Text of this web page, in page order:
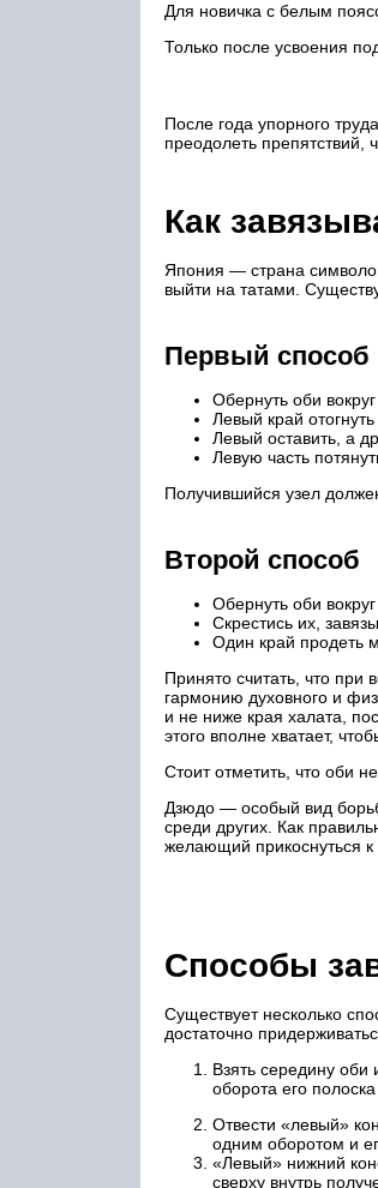
Для новичка с белым
Только после усвоения
После года упорного
преодолеть препятствий,
Как
Япония — страна
выйти на татами.
Первый способ
Обернуть оби
Левый край
Левый оставить, а
Левую часть
Получившийся узел
Второй способ
Обернуть оби
Скрестись их,
Один край продеть
Принято считать, что при
гармонию духовного и
и не ниже края халата,
этого вполне хватает,
Стоит отметить, что оби
Дзюдо — особый вид
среди других. Как
желающий прикоснуться
Способы
Существует несколько
достаточно
Взять середину оби
оборота его
Отвести «левый»
одним оборотом и
«Левый» нижний
сверху внутрь